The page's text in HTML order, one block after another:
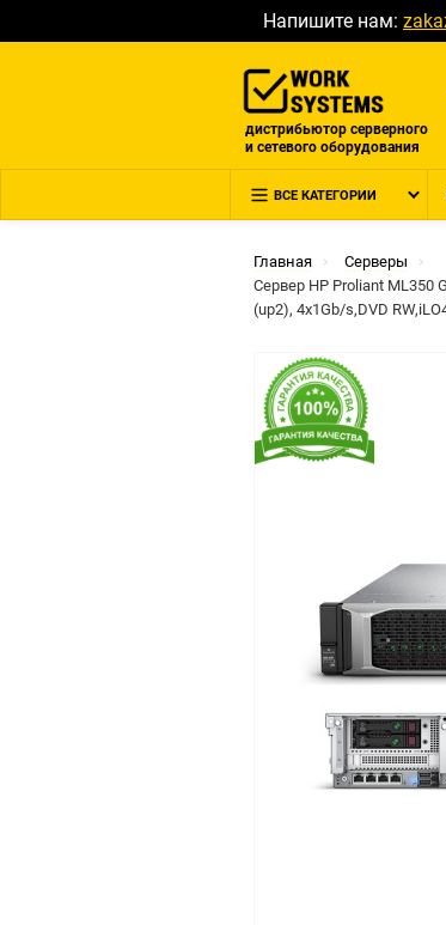
Напишите нам:
дистрибьютор серверного
и сетевого оборудования
ВСЕ КАТЕГОРИИ
Главная
Серверы
Сервер HP Proliant ML350
(up2), 4x1Gb/s,DVD